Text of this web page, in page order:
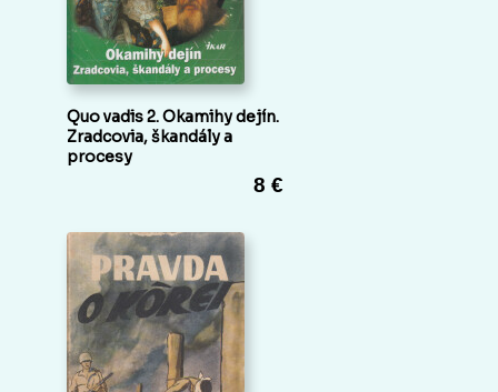
Quo vadis 2. Okamihy dejín.
Zradcovia, škandály a
procesy
8 €